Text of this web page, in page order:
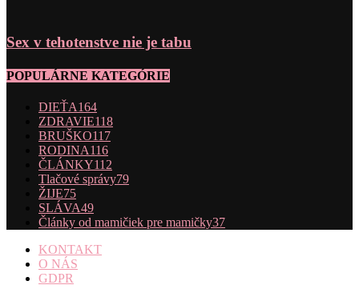
Sex v tehotenstve nie je tabu
POPULÁRNE KATEGÓRIE
DIEŤA164
ZDRAVIE118
BRUŠKO117
RODINA116
ČLÁNKY112
Tlačové správy79
ŽIJE75
SLÁVA49
Články od mamičiek pre mamičky37
KONTAKT
O NÁS
GDPR